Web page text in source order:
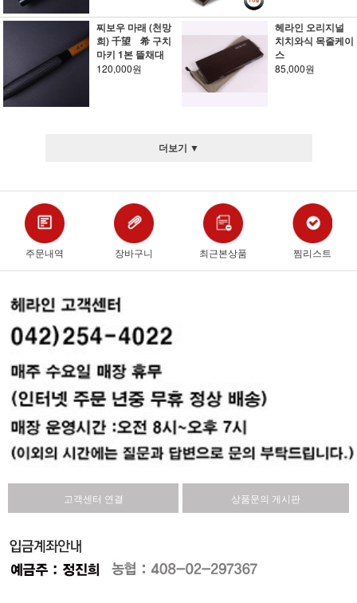
찌보우 마래 (천망
희) 千望 希 구치
마키 1본 뜰채대
120,000원
헤라인 오리지널
치치와식 목줄케이
스
85,000원
더보기 ▼
주문내역 장바구니 최근본상품 찜리스트
고객센터 연결 상품문의 게시판